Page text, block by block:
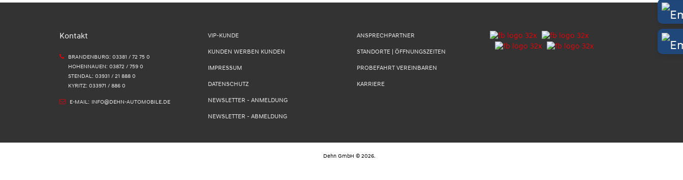
Kontakt
BRANDENBURG: 03381 / 72 75 0
HOHENNAUEN: 03872 / 759 0
STENDAL: 03931 / 21 888 0
KYRITZ: 033971 / 886 0
E-MAIL: INFO@DEHN-AUTOMOBILE.DE
VIP-KUNDE
KUNDEN WERBEN KUNDEN
IMPRESSUM
DATENSCHUTZ
NEWSLETTER - ANMELDUNG
NEWSLETTER - ABMELDUNG
ANSPRECHPARTNER
STANDORTE | ÖFFNUNGSZEITEN
PROBEFAHRT VEREINBAREN
KARRIERE
Dehn GmbH © 2026